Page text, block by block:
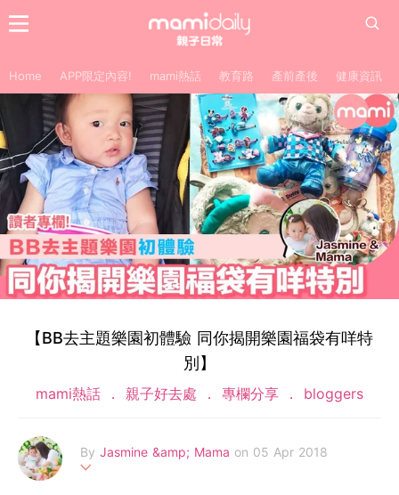
Home APP限定內容! mami熱話 教育路 產前產後 健康資訊
【BB去主題樂園初體驗 同你揭開樂園福袋有咩特
別】
mami熱話 親子好去處 專欄分享 bloggers
By Jasmine &amp; Mama on 05 Apr 2018